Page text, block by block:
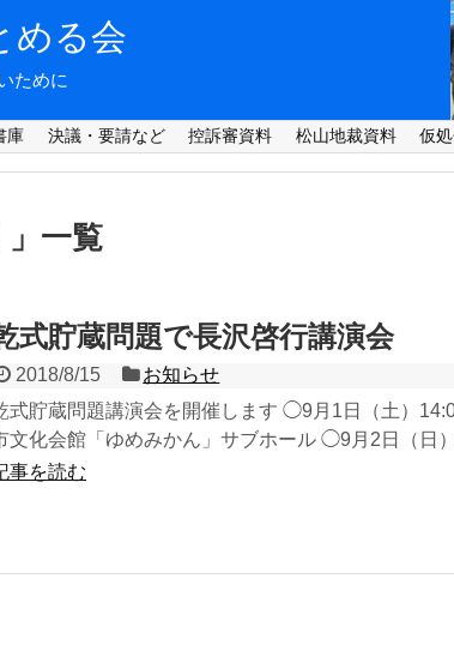
める会
ために
庫 決議・要請など 控訴審資料 松山地裁資料 仮
」一覧
式貯蔵問題で長沢啓行講演会
2018/8/15
お知らせ
式貯蔵問題講演会を開催します ◯9月1日（土）
文化会館「ゆめみかん」サブホール ◯9月2日（日
事を読む